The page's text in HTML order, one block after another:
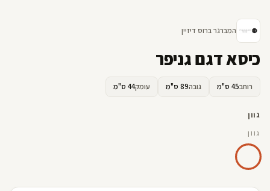
המברגר ברוס דיזיין
כיסא דגם גניפר
רוחב45 ס"מ גובה89 ס"מ עומק44 ס"מ
גוון
גוון